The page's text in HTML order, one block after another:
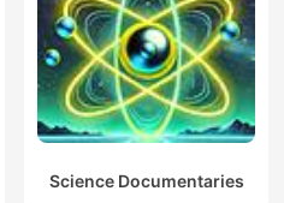
Science Documentaries